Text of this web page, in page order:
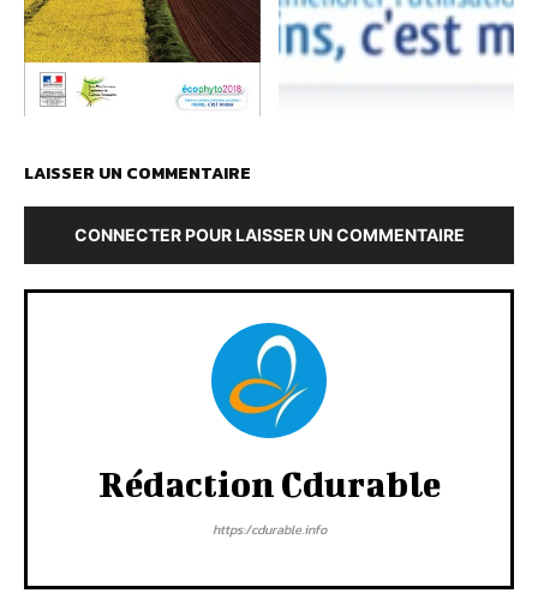
LAISSER UN COMMENTAIRE
CONNECTER POUR LAISSER UN COMMENTAIRE
Rédaction Cdurable
https:/cdurable.info